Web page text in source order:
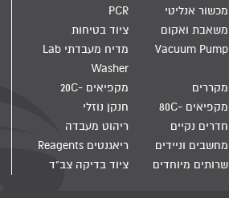
מכשור אנליטי
PCR
משאבת ואקום
Vacuum Pump
ציוד בטיחות
מדיח מעבדתי Lab
Washer
מקררים
מקפיאים -20C
מקפיאים -80C
חנקן נוזלי
חדרים נקיים
ריהוט מעבדה
מחשבים וניידים
ריאגנטים Reagents
שרותים מיוחדים
ציוד בדיקה צב"ד